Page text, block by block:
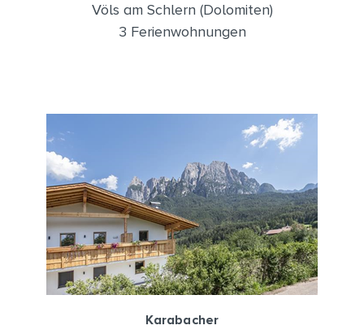
Völs am Schlern (Dolomiten)
3 Ferienwohnungen
Karabacher